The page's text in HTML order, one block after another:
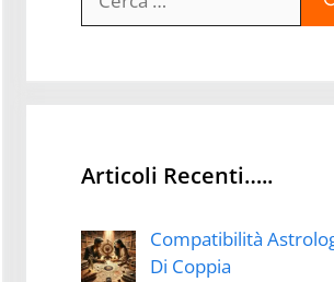
per:
Articoli Recenti…..
Compatibilità
Di Coppia